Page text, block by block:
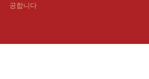
공합니다